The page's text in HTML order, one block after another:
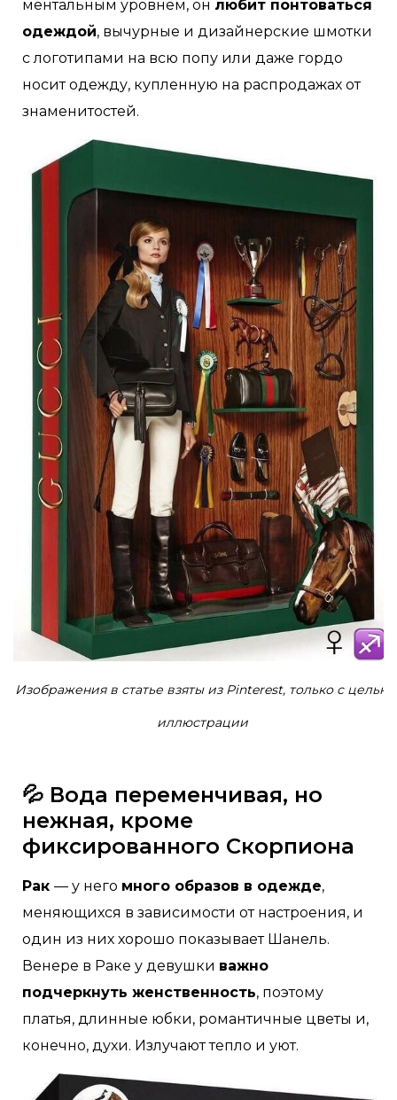
ментальным уровнем, он любит понтоваться
одеждой, вычурные и дизайнерские шмотки
с логотипами на всю попу или даже гордо
носит одежду, купленную на распродажах от
знаменитостей.
Изображения в статье взяты из Pinterest, только с целью
иллюстрации
💦 Вода переменчивая, но
нежная, кроме
фиксированного Скорпиона
Рак — у него много образов в одежде,
меняющихся в зависимости от настроения, и
один из них хорошо показывает Шанель.
Венере в Раке у девушки важно
подчеркнуть женственность, поэтому
платья, длинные юбки, романтичные цветы и,
конечно, духи. Излучают тепло и уют.